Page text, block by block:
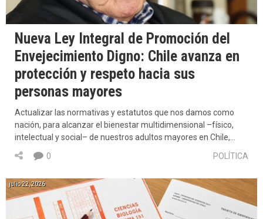
Nueva Ley Integral de Promoción del
Envejecimiento Digno: Chile avanza en
protección y respeto hacia sus
personas mayores
Actualizar las normativas y estatutos que nos damos como
nación, para alcanzar el bienestar multidimensional –físico,
intelectual y social– de nuestros adultos mayores en Chile,…
POLÍTICA
0
julio 22, 2026